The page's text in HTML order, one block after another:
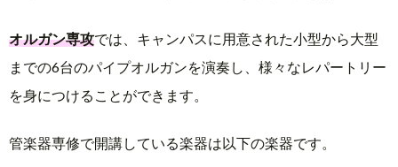
オルガン専攻では、キャンパスに用意された小型から大型
までの6台のパイプオルガンを演奏し、様々なレパートリー
を身につけることができます。
管楽器専修で開講している楽器は以下の楽器です。